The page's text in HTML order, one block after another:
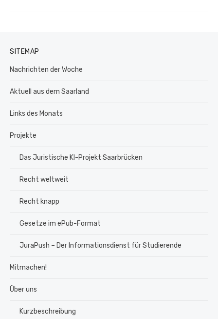
SITEMAP
Nachrichten der Woche
Aktuell aus dem Saarland
Links des Monats
Projekte
Das Juristische KI-Projekt Saarbrücken
Recht weltweit
Recht knapp
Gesetze im ePub-Format
JuraPush – Der Informationsdienst für Studierende
Mitmachen!
Über uns
Kurzbeschreibung